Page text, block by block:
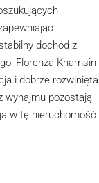
dochód z
Florenza Khamsin
i dobrze rozwinięta
wynajmu pozostają
w tę nieruchomość